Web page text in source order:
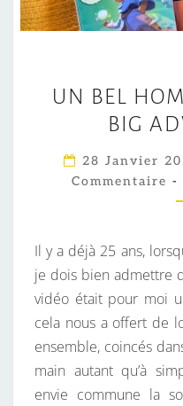
UN BEL
BIG
28 Janvier
Commentaire -
Il y a déjà 25 ans,
je dois bien admettre
vidéo était pour moi
cela nous a offert de
ensemble, coincés
main autant qu’à
envie commune la